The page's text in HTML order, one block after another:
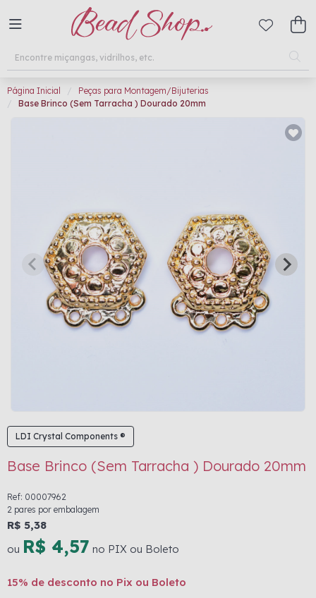
Página Inicial
Peças para Montagem/Bijuterias
Base Brinco (Sem Tarracha ) Dourado 20mm
LDI Crystal Components ®
Base Brinco (Sem Tarracha ) Dourado 20mm
Ref: 00007962
2 pares por embalagem
R$ 5,38
ou R$ 4,57 no PIX ou Boleto
15% de desconto no Pix ou Boleto